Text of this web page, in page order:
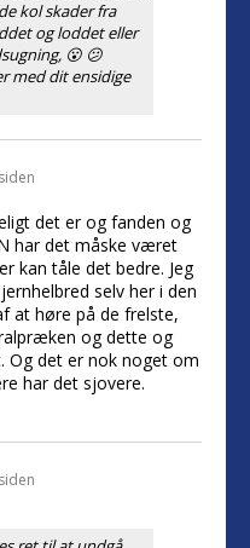
kol skader fra
og loddet eller
😮 😕
med dit ensidige
det er og fanden og
har det måske været
kan tåle det bedre. Jeg
selv her i den
at høre på de frelste,
og dette og
Og det er nok noget om
har det sjovere.